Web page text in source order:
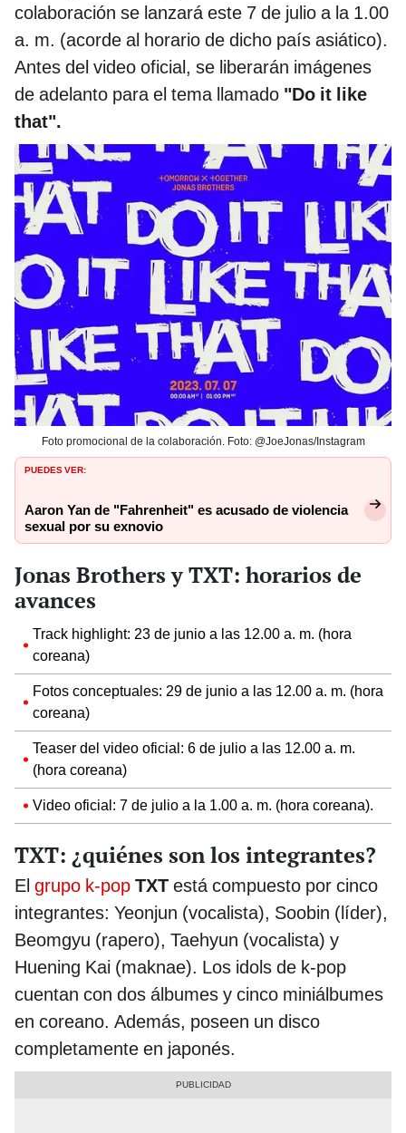
colaboración se lanzará este 7 de julio a la 1.00
a. m. (acorde al horario de dicho país asiático).
Antes del video oficial, se liberarán imágenes
de adelanto para el tema llamado "Do it like
that".
Foto promocional de la colaboración. Foto: @JoeJonas/Instagram
PUEDES VER:
Aaron Yan de "Fahrenheit" es acusado de violencia
sexual por su exnovio
Jonas Brothers y TXT: horarios de
avances
Track highlight: 23 de junio a las 12.00 a. m. (hora
coreana)
Fotos conceptuales: 29 de junio a las 12.00 a. m. (hora
coreana)
Teaser del video oficial: 6 de julio a las 12.00 a. m.
(hora coreana)
Video oficial: 7 de julio a la 1.00 a. m. (hora coreana).
TXT: ¿quiénes son los integrantes?
El grupo k-pop TXT está compuesto por cinco
integrantes: Yeonjun (vocalista), Soobin (líder),
Beomgyu (rapero), Taehyun (vocalista) y
Huening Kai (maknae). Los idols de k-pop
cuentan con dos álbumes y cinco miniálbumes
en coreano. Además, poseen un disco
completamente en japonés.